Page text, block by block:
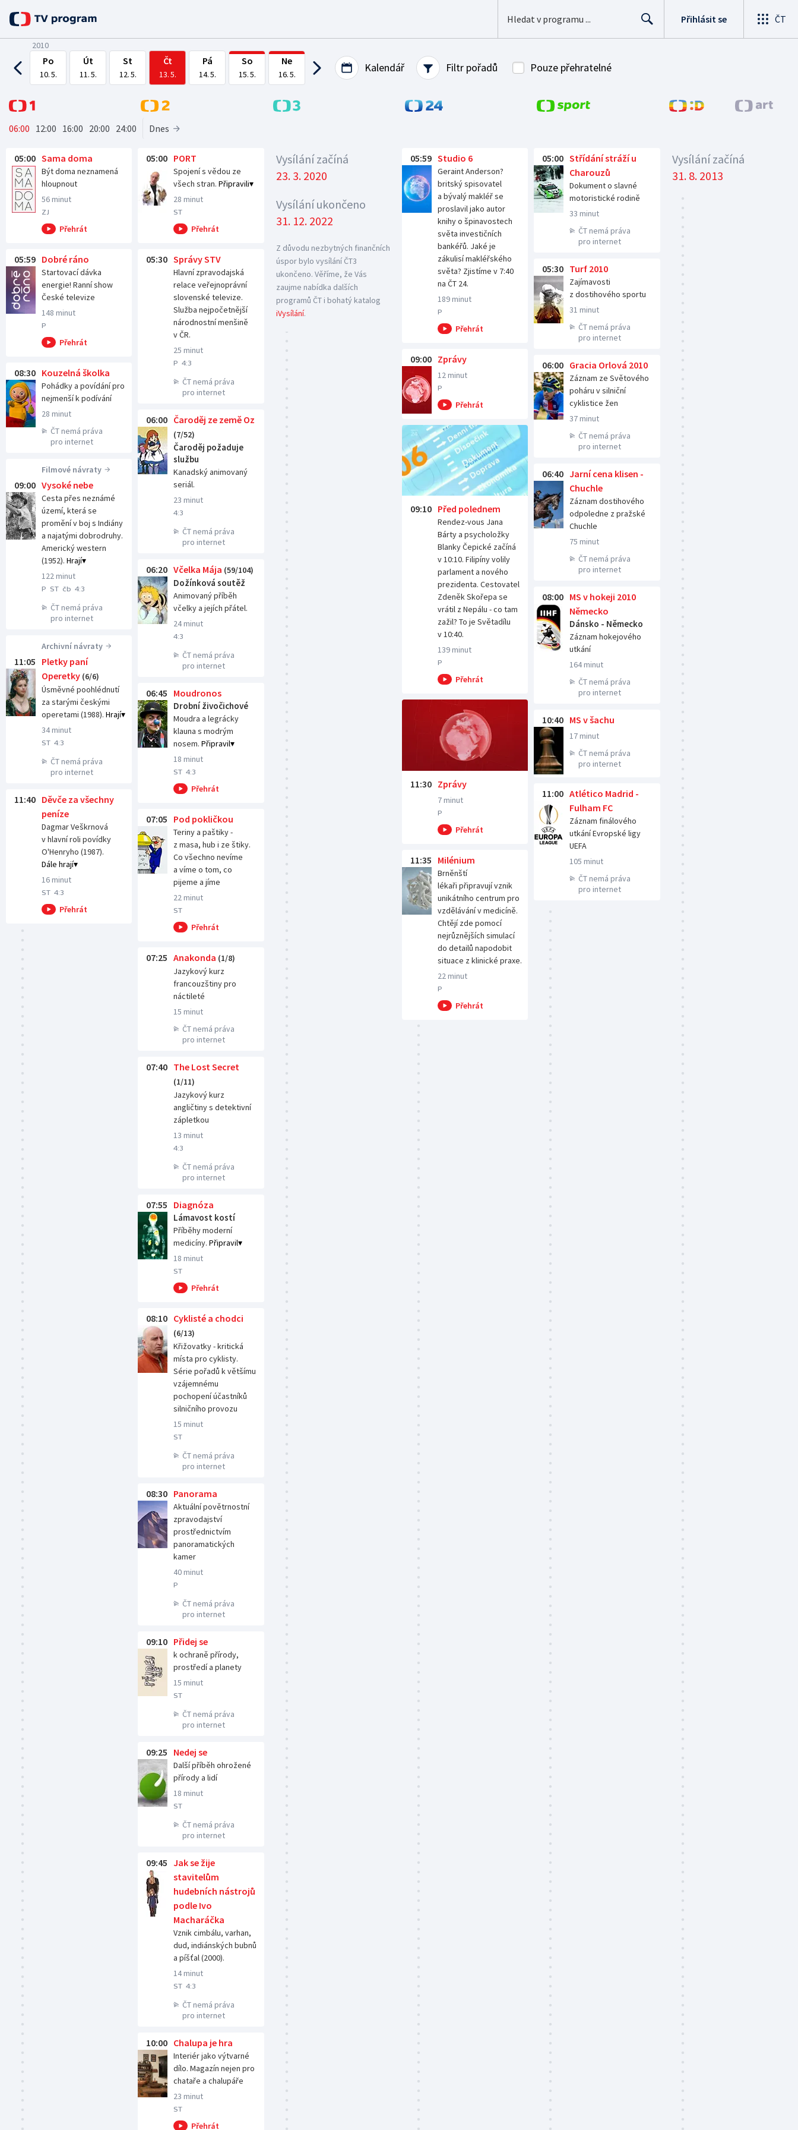
Přihlásit se ČT
Po
10. 5.
2010
Út
11. 5.
St
12. 5.
Čt
13. 5.
Pá
14. 5.
So
15. 5.
Ne
16. 5. Kalendář Filtr pořadů Pouze přehratelné
06:00 12:00 16:00 20:00 24:00 Dnes
Vysílání začíná
23. 3. 2020
Vysílání ukončeno
31. 12. 2022
Z důvodu nezbytných finančních
úspor bylo vysílání ČT3
ukončeno. Věříme, že Vás
zaujme nabídka dalších
programů ČT i bohatý katalog
iVysílání.
Vysílání začíná
31. 8. 2013
Ráno od 06:00 na ČT1
05:00 Sama doma
Být doma neznamená
hloupnout
56 minut
ZJ
05:59 Dobré ráno
Startovací dávka
energie! Ranní show
České televize
148 minut
P
08:30 Kouzelná školka
Pohádky a povídání pro
nejmenší k podívání
28 minut
ČT nemá práva
pro internet
Filmové návraty
09:00 Vysoké nebe
Cesta přes neznámé
území, která se
promění v boj s Indiány
a najatými dobrodruhy.
Americký western
(1952). Hrají
122 minut
P ST čb 4:3
ČT nemá práva
pro internet
Archivní návraty
11:05 Pletky paní
Operetky (6/6)
Úsměvné poohlédnutí
za starými českými
operetami (1988). Hrají
34 minut
ST 4:3
ČT nemá práva
pro internet
11:40 Děvče za všechny
peníze
Dagmar Veškrnová
v hlavní roli povídky
O'Henryho (1987).
Dále hrají
16 minut
ST 4:3
Ráno od 06:00 na ČT2
05:00 PORT
Spojení s vědou ze
všech stran.Připravili
28 minut
ST
05:30 Správy STV
Hlavní zpravodajská
relace veřejnoprávní
slovenské televize.
Služba nejpočetnější
národnostní menšině
v ČR.
25 minut
P 4:3
ČT nemá práva
pro internet
06:00 Čaroděj ze země Oz
(7/52)
Čaroděj požaduje
službu
Kanadský animovaný
seriál.
23 minut
4:3
ČT nemá práva
pro internet
06:20 Včelka Mája (59/104)
Dožínková soutěž
Animovaný příběh
včelky a jejích přátel.
24 minut
4:3
ČT nemá práva
pro internet
06:45 Moudronos
Drobní živočichové
Moudra a legrácky
klauna s modrým
nosem.Připravil
18 minut
ST 4:3
07:05 Pod pokličkou
Teriny a paštiky -
z masa, hub i ze štiky.
Co všechno nevíme
a víme o tom, co
pijeme a jíme
22 minut
ST
07:25 Anakonda (1/8)
Jazykový kurz
francouzštiny pro
náctileté
15 minut
ČT nemá práva
pro internet
07:40 The Lost Secret
(1/11)
Jazykový kurz
angličtiny s detektivní
zápletkou
13 minut
4:3
ČT nemá práva
pro internet
07:55 Diagnóza
Lámavost kostí
Příběhy moderní
medicíny.Připravil
18 minut
ST
08:10 Cyklisté a chodci
(6/13)
Křižovatky - kritická
místa pro cyklisty.
Série pořadů k většímu
vzájemnému
pochopení účastníků
silničního provozu
15 minut
ST
ČT nemá práva
pro internet
08:30 Panorama
Aktuální povětrnostní
zpravodajství
prostřednictvím
panoramatických
kamer
40 minut
P
ČT nemá práva
pro internet
09:10 Přidej se
k ochraně přírody,
prostředí a planety
15 minut
ST
ČT nemá práva
pro internet
09:25 Nedej se
Další příběh ohrožené
přírody a lidí
18 minut
ST
ČT nemá práva
pro internet
09:45 Jak se žije
stavitelům
hudebních nástrojů
podle Ivo
Macharáčka
Vznik cimbálu, varhan,
dud, indiánských bubnů
a píšťal (2000).
14 minut
ST 4:3
ČT nemá práva
pro internet
10:00 Chalupa je hra
Interiér jako výtvarné
dílo. Magazín nejen pro
chataře a chalupáře
23 minut
ST
Ráno od 06:00 na ČT24
05:59 Studio 6
Geraint Anderson?
britský spisovatel
a bývalý makléř se
proslavil jako autor
knihy o špinavostech
světa investičních
bankéřů. Jaké je
zákulisí makléřského
světa? Zjistíme v 7:40
na ČT 24.
189 minut
P
09:00 Zprávy
12 minut
P
09:10 Před polednem
Rendez-vous Jana
Bárty a psycholožky
Blanky Čepické začíná
v 10:10. Filipíny volily
parlament a nového
prezidenta. Cestovatel
Zdeněk Skořepa se
vrátil z Nepálu - co tam
zažil? To je Světadílu
v 10:40.
139 minut
P
11:30 Zprávy
7 minut
P
11:35 Milénium
Brněnští
lékaři připravují vznik
unikátního centrum pro
vzdělávání v medicíně.
Chtějí zde pomocí
nejrůznějších simulací
do detailů napodobit
situace z klinické praxe.
22 minut
P
Ráno od 06:00 na ČT
sport
05:00 Střídání stráží u
Charouzů
Dokument o slavné
motoristické rodině
33 minut
ČT nemá práva
pro internet
05:30 Turf 2010
Zajímavosti
z dostihového sportu
31 minut
ČT nemá práva
pro internet
06:00 Gracia Orlová 2010
Záznam ze Světového
poháru v silniční
cyklistice žen
37 minut
ČT nemá práva
pro internet
06:40 Jarní cena klisen -
Chuchle
Záznam dostihového
odpoledne z pražské
Chuchle
75 minut
ČT nemá práva
pro internet
08:00 MS v hokeji 2010
Německo
Dánsko - Německo
Záznam hokejového
utkání
164 minut
ČT nemá práva
pro internet
10:40 MS v šachu
17 minut
ČT nemá práva
pro internet
11:00 Atlético Madrid -
Fulham FC
Záznam finálového
utkání Evropské ligy
UEFA
105 minut
ČT nemá práva
pro internet
Předchozí pořady